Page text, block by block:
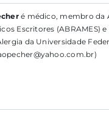
é médico, membro da
Escritores (ABRAMES)
da Universidade